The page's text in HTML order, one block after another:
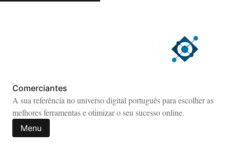
Comerciantes
A sua referência no universo digital português para escolher as
melhores ferramentas e otimizar o seu sucesso online.
Menu